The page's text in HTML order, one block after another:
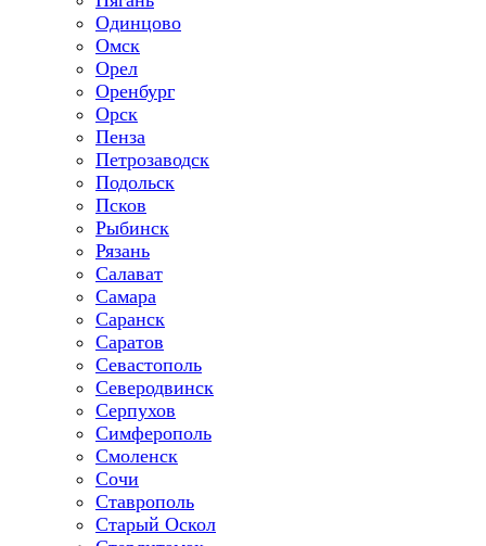
Одинцово
Омск
Орел
Оренбург
Орск
Пенза
Петрозаводск
Подольск
Псков
Рыбинск
Рязань
Салават
Самара
Саранск
Саратов
Севастополь
Северодвинск
Серпухов
Симферополь
Смоленск
Сочи
Ставрополь
Старый Оскол